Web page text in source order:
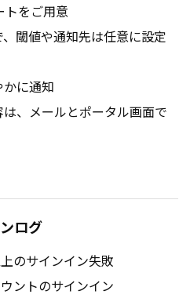
トをご用意
閾値や通知先は任意に設定
かに通知
、メールとポータル画面で
ログ
のサインイン失敗
ントのサインイン